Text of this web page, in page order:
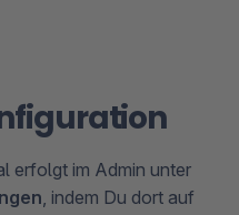
erfolgt im Admin unter
, indem Du dort auf